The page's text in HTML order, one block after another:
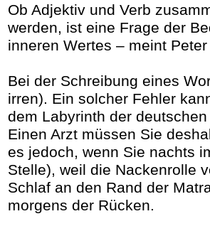
Ob Adjektiv und Verb
werden, ist eine Frage der
inneren Wertes – meint
Bei der Schreibung eines
irren). Ein solcher Fehler
dem Labyrinth der
Einen Arzt müssen Sie
es jedoch, wenn Sie nachts
Stelle), weil die Nackenrolle
Schlaf an den Rand der
morgens der Rücken.